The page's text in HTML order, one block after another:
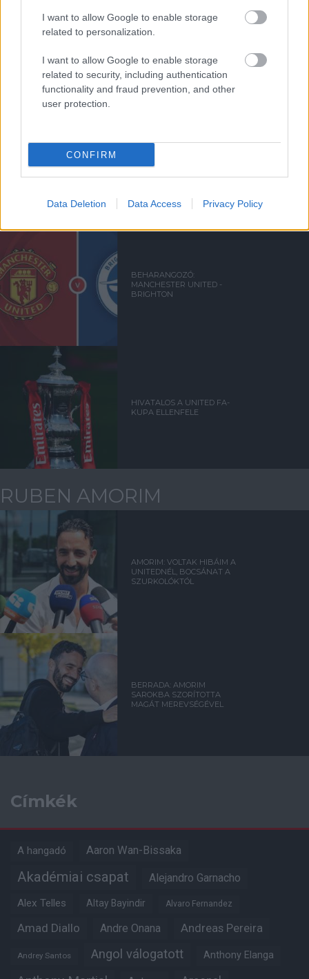
I want to allow Google to enable storage
related to personalization.
I want to allow Google to enable storage
related to security, including authentication
functionality and fraud prevention, and other
user protection.
CONFIRM
Data Deletion Data Access Privacy Policy
DALOT: ELEGET TETTÜNK,
BRIGHTON & HOVE ALBION
BEHARANGOZÓ:
MANCHESTER UNITED -
BRIGHTON
HIVATALOS A UNITED FA-
KUPA ELLENFELE
RUBEN AMORIM
AMORIM: VOLTAK HIBÁIM A
UNITEDNÉL, BOCSÁNAT A
SZURKOLÓKTÓL
BERRADA: AMORIM
SAROKBA SZORÍTOTTA
MAGÁT MEREVSÉGÉVEL
Címkék
A hangadó Aaron Wan-Bissaka
Akadémiai csapat Alejandro Garnacho
Alex Telles Altay Bayindir Alvaro Fernandez
Amad Diallo Andre Onana Andreas Pereira
Andrey Santos Angol válogatott Anthony Elanga